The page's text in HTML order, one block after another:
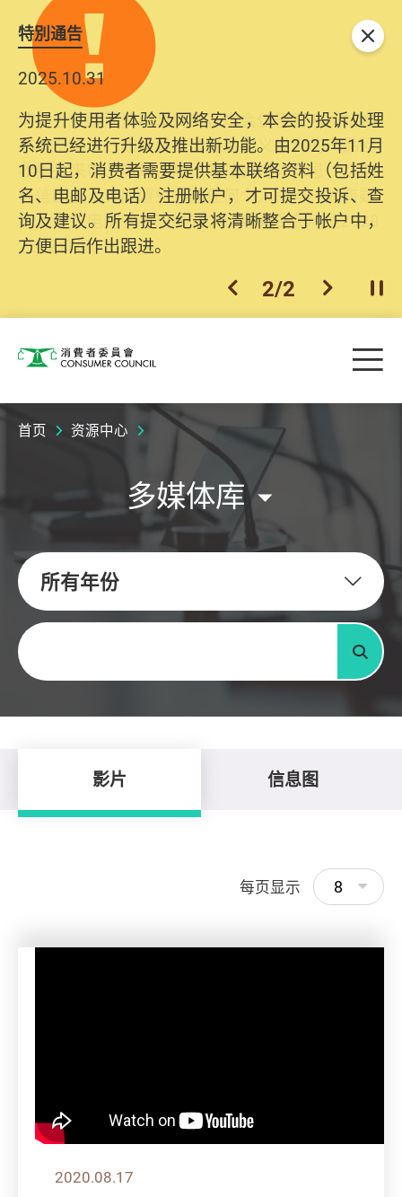
特別通告
2025.10.31
为提升使用者体验及网络安全，本会的投诉处理
系统已经进行升级及推出新功能。由2025年11月
10日起，消费者需要提供基本联络资料（包括姓
名、电邮及电话）注册帐户，才可提交投诉、查
询及建议。所有提交纪录将清晰整合于帐户中，
方便日后作出跟进。
上一个
2/2 下一个开
关闭
消费者委员会 目
首页 资源中心
多媒体库
所有年份
关键字
搜寻
影片 信息图
每页显示 8
2020.08.17